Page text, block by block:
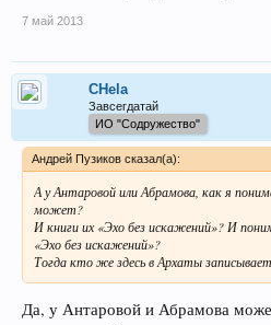
7 май 2013
CHela
Завсегдатай
ИО "Содружество"
Андрей Пузиков сказал(а):
А у Антаровой или Абрамова, как я
может?
И книги их «Эхо без искажений»? И
«Эхо без искажений»?
Тогда кто же здесь в Архаты
Да, у Антаровой и Абрамова